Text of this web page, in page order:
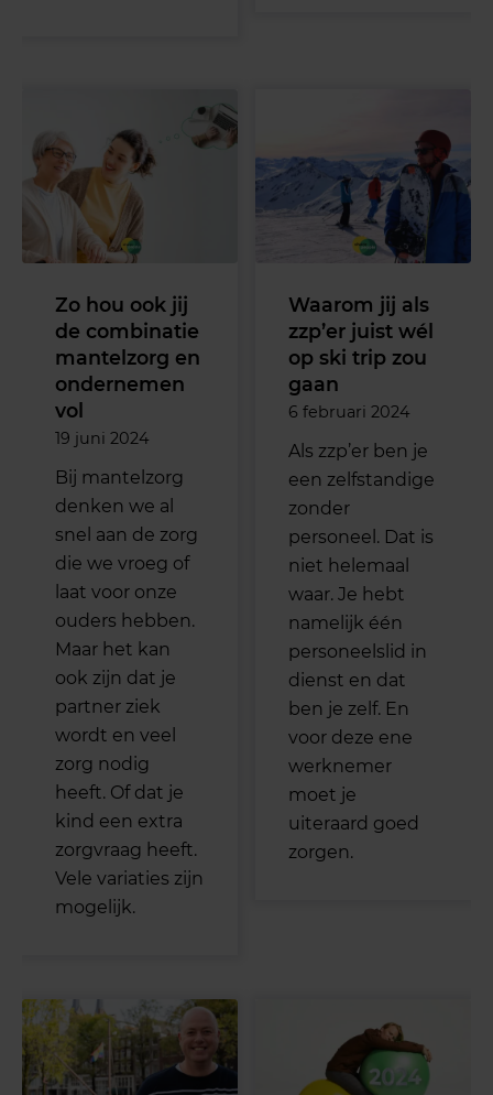
Zo hou ook jij
de combinatie
mantelzorg en
ondernemen
vol
19 juni 2024
Bij mantelzorg
denken we al
snel aan de zorg
die we vroeg of
laat voor onze
ouders hebben.
Maar het kan
ook zijn dat je
partner ziek
wordt en veel
zorg nodig
heeft. Of dat je
kind een extra
zorgvraag heeft.
Vele variaties zijn
mogelijk.
Waarom jij als
zzp’er juist wél
op ski trip zou
gaan
6 februari 2024
Als zzp’er ben je
een zelfstandige
zonder
personeel. Dat is
niet helemaal
waar. Je hebt
namelijk één
personeelslid in
dienst en dat
ben je zelf. En
voor deze ene
werknemer
moet je
uiteraard goed
zorgen.